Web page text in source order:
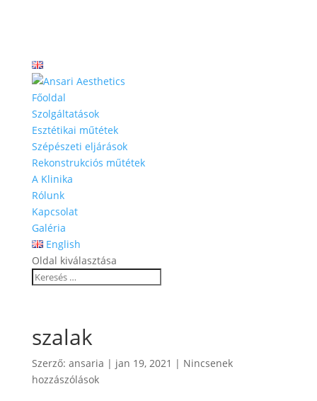
Főoldal
Szolgáltatások
Esztétikai műtétek
Szépészeti eljárások
Rekonstrukciós műtétek
A Klinika
Rólunk
Kapcsolat
Galéria
English
Oldal kiválasztása
szalak
Szerző: ansaria | jan 19, 2021 | Nincsenek
hozzászólások